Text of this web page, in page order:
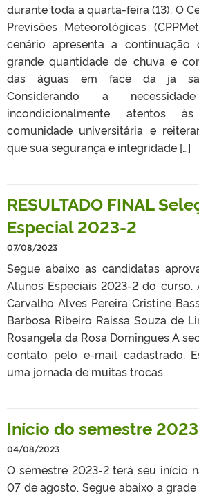
durante toda a quarta-feira (13). O
Previsões Meteorológicas
cenário apresenta a continuação
grande quantidade de chuva e
das águas em face da já
Considerando a
incondicionalmente atentos
comunidade universitária e
que sua segurança e integridade […]
RESULTADO FINAL
Especial 2023-2
07/08/2023
Segue abaixo as candidatas
Alunos Especiais 2023-2 do curso.
Carvalho Alves Pereira Cristine
Barbosa Ribeiro Raissa Souza de
Rosangela da Rosa Domingues A
contato pelo e-mail cadastrado.
uma jornada de muitas trocas.
Início do semestre
04/08/2023
O semestre 2023-2 terá seu início
07 de agosto. Segue abaixo a